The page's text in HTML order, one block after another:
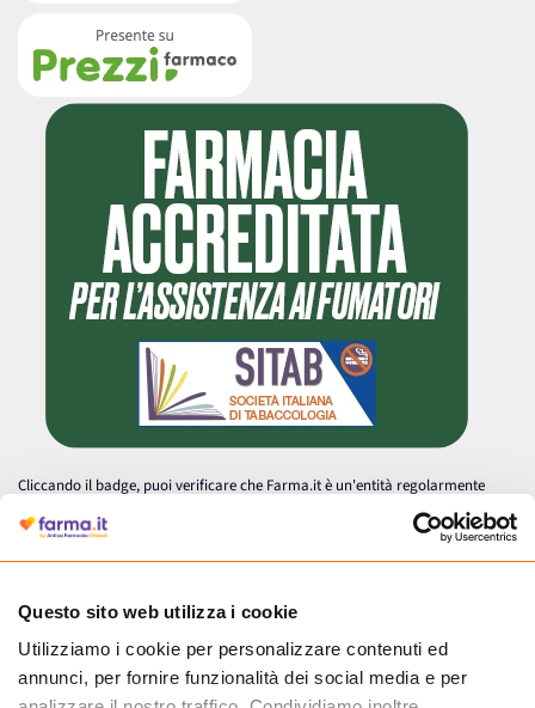
Questo sito web utilizza i cookie
Utilizziamo i cookie per personalizzare contenuti ed
annunci, per fornire funzionalità dei social media e per
Cliccando il badge, puoi verificare che Farma.it è un'entità regolarmente
autorizzata dal Ministero della Salute a effettuare la vendita online di
medicinali.